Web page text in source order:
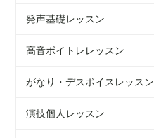
発声基礎レッスン
高音ボイトレレッスン
がなり・デスボイスレッスン
演技個人レッスン